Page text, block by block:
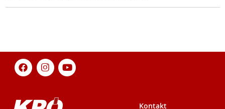
Kontakt